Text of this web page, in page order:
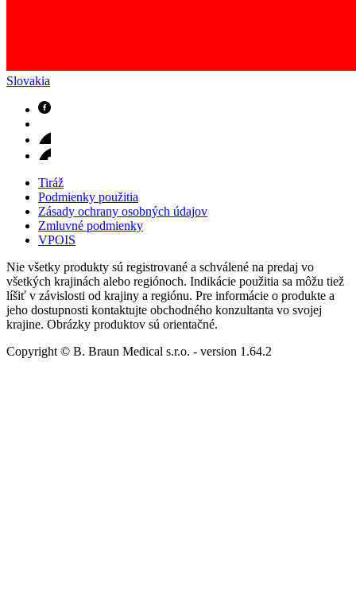
Slovakia
Tiráž
Podmienky použitia
Zásady ochrany osobných údajov
Zmluvné podmienky
VPOIS
Nie všetky produkty sú registrované a schválené na predaj vo
všetkých krajinách alebo regiónoch. Indikácie použitia sa môžu tiež
líšiť v závislosti od krajiny a regiónu. Pre informácie o produkte a
jeho dostupnosti kontaktujte obchodného konzultanta vo svojej
krajine. Obrázky produktov sú orientačné.
Copyright © B. Braun Medical s.r.o. - version 1.64.2